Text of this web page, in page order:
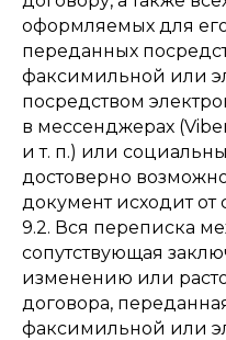
оформляемых для
переданных
факсимильной или
посредством
в мессенджерах
и т. п.) или
достоверно
документ исходит от
9.2. Вся переписка
сопутствующая
изменению или
договора,
факсимильной или